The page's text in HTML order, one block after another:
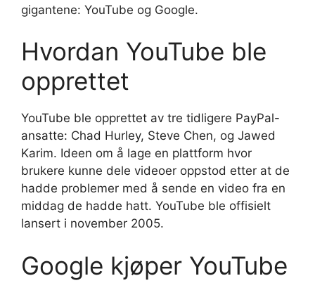
gigantene: YouTube og Google.
Hvordan YouTube ble
opprettet
YouTube ble opprettet av tre tidligere PayPal-
ansatte: Chad Hurley, Steve Chen, og Jawed
Karim. Ideen om å lage en plattform hvor
brukere kunne dele videoer oppstod etter at de
hadde problemer med å sende en video fra en
middag de hadde hatt. YouTube ble offisielt
lansert i november 2005.
Google kjøper YouTube